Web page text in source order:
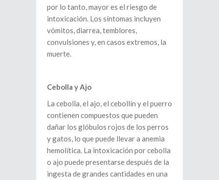
por lo tanto, mayor es el riesgo de
intoxicación. Los síntomas incluyen
vómitos, diarrea, temblores,
convulsiones y, en casos extremos, la
muerte.
Cebolla y Ajo
La cebolla, el ajo, el cebollín y el puerro
contienen compuestos que pueden
dañar los glóbulos rojos de los perros
y gatos, lo que puede llevar a anemia
hemolítica. La intoxicación por cebolla
o ajo puede presentarse después de la
ingesta de grandes cantidades en una